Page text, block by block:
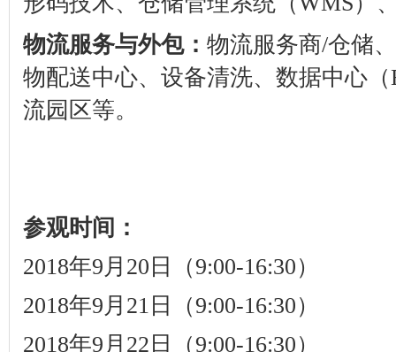
物流服务与外包： 物流服务商/仓储
物配送中心、设备清洗、数据中心（
流园区等。
参观时间：
2018年9月 20 日（9:00-16:30）
2018年9月 21 日（9:00-16:30）
2018年9月 22 日（9:00-16:30）